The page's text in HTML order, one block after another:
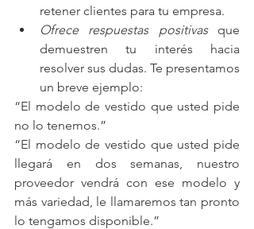
retener clientes para tu empresa.
Ofrece respuestas positivas que
demuestren tu interés hacia
resolver sus dudas. Te presentamos
un breve ejemplo:
“El modelo de vestido que usted pide
no lo tenemos.”
“El modelo de vestido que usted pide
llegará en dos semanas, nuestro
proveedor vendrá con ese modelo y
más variedad, le llamaremos tan pronto
lo tengamos disponible.”